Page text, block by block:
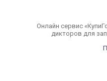
Онлайн сервис
дикторов для